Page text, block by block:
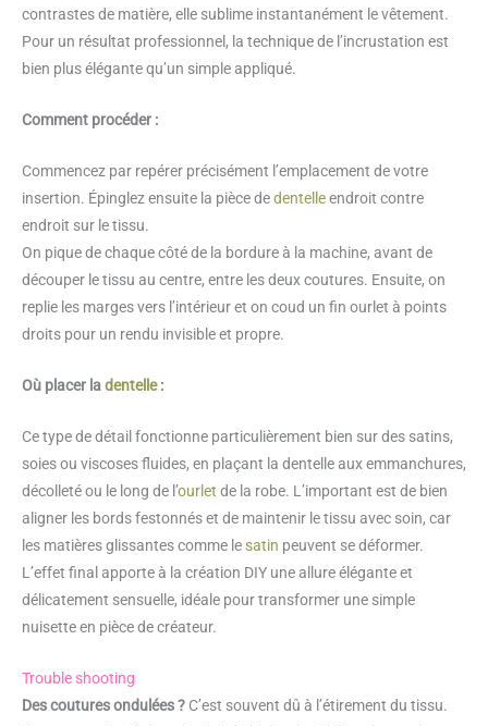
contrastes de matière, elle sublime instantanément le vêtement.
Pour un résultat professionnel, la technique de l’incrustation est
bien plus élégante qu’un simple appliqué.
Comment procéder :
Commencez par repérer précisément l’emplacement de votre
insertion. Épinglez ensuite la pièce dedentelleendroit contre
endroit sur le tissu.
On pique de chaque côté de la bordure à la machine, avant de
découper le tissu au centre, entre les deux coutures. Ensuite, on
replie les marges vers l’intérieur et on coud un fin ourlet à points
droits pour un rendu invisible et propre.
Où placer ladentelle:
Ce type de détail fonctionne particulièrement bien sur des satins,
soies ou viscoses fluides, en plaçant la dentelle aux emmanchures,
décolleté ou le long de l’ourlet de la robe. L’important est de bien
aligner les bords festonnés et de maintenir le tissu avec soin, car
les matières glissantes comme le satin peuvent se déformer.
L’effet final apporte à la création DIY une allure élégante et
délicatement sensuelle, idéale pour transformer une simple
nuisette en pièce de créateur.
Trouble shooting
Des coutures ondulées ? C’est souvent dû à l’étirement du tissu.